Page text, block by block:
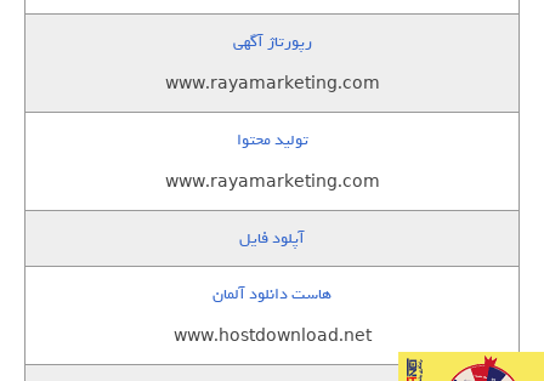
رپورتاژ آگهی
www.rayamarketing.com
تولید محتوا
www.rayamarketing.com
آپلود فایل
هاست دانلود آلمان
www.hostdownload.net